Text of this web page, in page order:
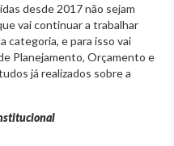
desde 2017 não sejam
vai continuar a trabalhar
categoria, e para isso vai
Planejamento, Orçamento e
já realizados sobre a